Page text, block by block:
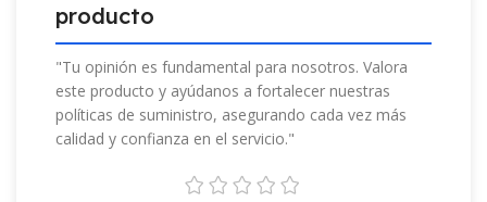
producto
"Tu opinión es fundamental para nosotros. Valora
este producto y ayúdanos a fortalecer nuestras
políticas de suministro, asegurando cada vez más
calidad y confianza en el servicio."